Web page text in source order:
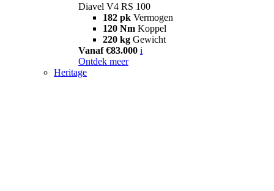
Diavel V4 RS 100
182 pk Vermogen
120 Nm Koppel
220 kg Gewicht
Vanaf €83.000 i
Ontdek meer
Heritage